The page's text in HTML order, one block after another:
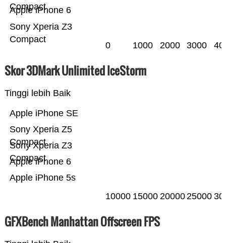
Sony Xperia Z3
Compact
Apple iPhone 6
Compact
0 1000 2000 3000
Skor 3DMark Unlimited IceStorm
Tinggi lebih Baik
Apple iPhone 5s
Apple iPhone 6
Sony Xperia Z3
Compact
Sony Xperia Z5
Compact
Apple iPhone SE
10000 15000 2000025000
GFXBench Manhattan Offscreen FPS